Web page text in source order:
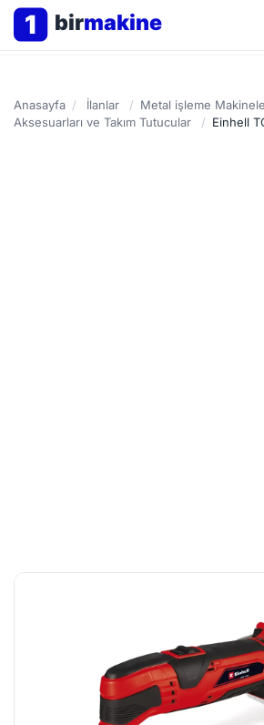
1 birmakine
Anasayfa / İlanlar / Metal işleme
Aksesuarları ve Takım Tutucular
/ Einhell